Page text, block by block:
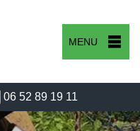
MENU
06 52 89 19 11